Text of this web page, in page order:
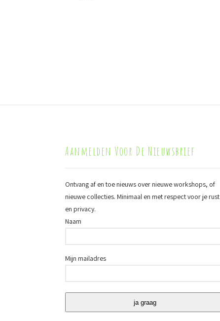
Aanmelden Voor De Nieuwsbrief
Ontvang af en toe nieuws over nieuwe workshops, of
nieuwe collecties. Minimaal en met respect voor je rust
en privacy.
Naam
Mijn mailadres
ja graag